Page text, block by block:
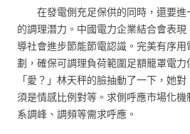
在發電側充足保供的同時，還要
的調理潛力。中國電力企業結合會表
導社會進步節能節電認識。完美有序
劃，確保可調理負荷範圍足額籠罩電
「愛？」林天秤的臉抽動了一下，她
須是情感比例對等。求側呼應市場化
系調峰、調頻等需求呼應。